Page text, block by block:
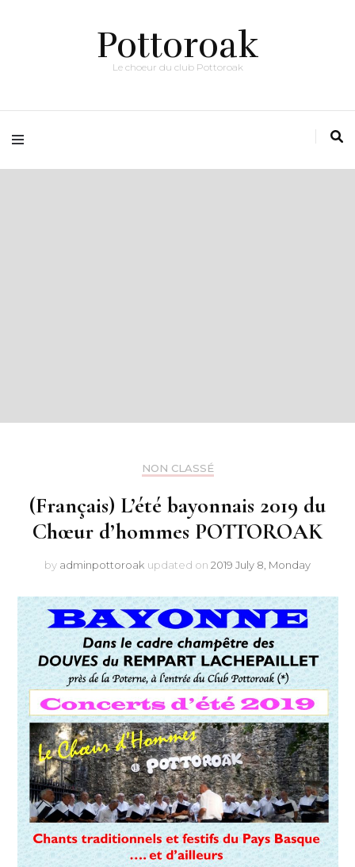
Pottoroak
Le choeur du club Pottoroak
NON CLASSÉ
(Français) L’été bayonnais 2019 du
Chœur d’hommes POTTOROAK
by adminpottoroak updated on 2019 July 8, Monday